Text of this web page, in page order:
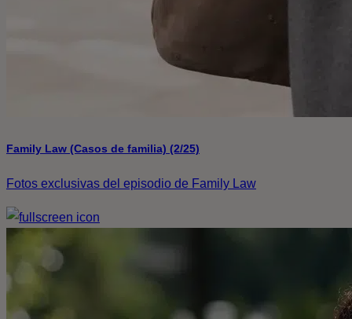
Family Law (Casos de familia) (2/25)
Fotos exclusivas del episodio de Family Law